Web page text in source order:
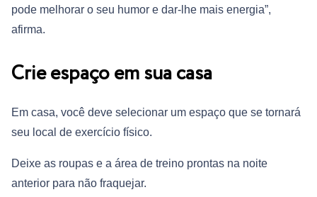
pode melhorar o seu humor e dar-lhe mais energia”,
afirma.
Crie espaço em sua casa
Em casa, você deve selecionar um espaço que se tornará
seu local de exercício físico.
Deixe as roupas e a área de treino prontas na noite
anterior para não fraquejar.